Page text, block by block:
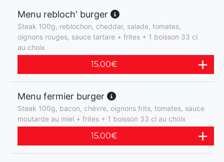
Menu rebloch' burger
Steak 100g, reblochon, cheddar, salade, tomates,
oignons rouges, sauce tartare + frites + 1 boisson 33 cl
au choix
15.00€
Menu fermier burger
Steak 100g, bacon, chèvre, oignons frits, tomates, sauce
moutarde au miel + frites + 1 boisson 33 cl au choix
15.00€